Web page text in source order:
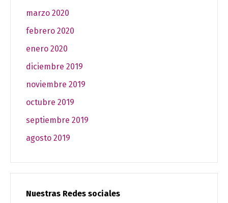
marzo 2020
febrero 2020
enero 2020
diciembre 2019
noviembre 2019
octubre 2019
septiembre 2019
agosto 2019
Nuestras Redes sociales